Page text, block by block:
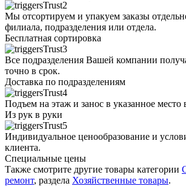
Мы отсортируем и упакуем заказы
филиала, подразделения или отдела.
Бесплатная сортировка
Все подразделения Вашей компании
точно в срок.
Доставка по подразделениям
Подъем на этаж и занос в указанное место
Из рук в руки
Индивидуальное ценообразование и
клиента.
Специальные цены
Также смотрите другие товары категории
ремонт, раздела Хозяйственные товары.